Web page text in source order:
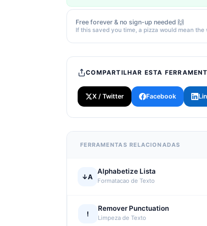
Free forever & no sign-up needed 🙌
If this saved you time, a pizza would mean the
COMPARTILHAR ESTA
X / Twitter Facebook
FERRAMENTAS RELACIONADAS
↓A
Alphabetize Lista
Formatacao de Texto
!
Remover Punctuation
Limpeza de Texto